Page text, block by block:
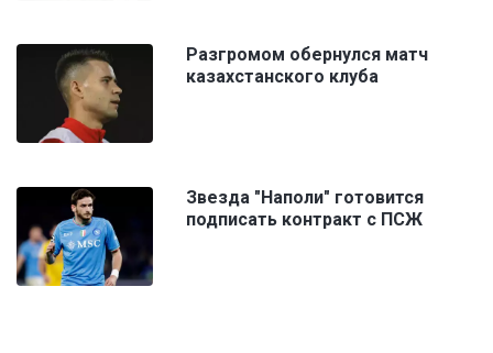
Разгромом обернулся матч
казахстанского клуба
Звезда "Наполи" готовится
подписать контракт с ПСЖ